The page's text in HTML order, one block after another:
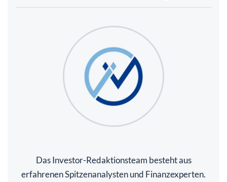
Das Investor-Redaktionsteam besteht aus
erfahrenen Spitzenanalysten und Finanzexperten.